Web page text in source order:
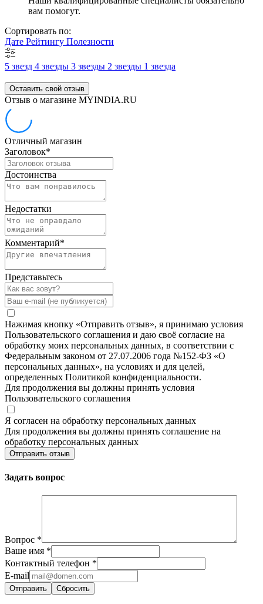
вам помогут.
Сортировать по:
Дате Рейтингу Полезности
5 звезд 4 звезды 3 звезды 2 звезды 1 звезда
Оставить свой отзыв
Отзыв о магазине MYINDIA.RU
Отличный магазин
Заголовок*
Достоинства
Недостатки
Комментарий*
Представьтесь
Нажимая кнопку «Отправить отзыв», я принимаю условия
Пользовательского соглашения и даю своё согласие на
обработку моих персональных данных, в соответствии с
Федеральным законом от 27.07.2006 года №152-ФЗ «О
персональных данных», на условиях и для целей,
определенных Политикой конфиденциальности.
Для продолжения вы должны принять условия
Пользовательского соглашения
Я согласен на обработку персональных данных
Для продолжения вы должны принять соглашение на
обработку персональных данных
Отправить отзыв
Задать вопрос
Вопрос *
Ваше имя *
Контактный телефон *
E-mail
Сбросить